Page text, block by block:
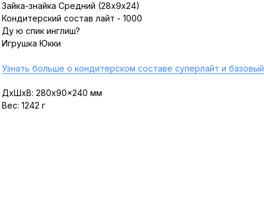
Зайка-знайка Средний (28х9х24)
Кондитерский состав лайт - 1000
Ду ю спик инглиш?
Игрушка Юкки
Узнать больше о кондитерском составе суперлайт и базовый
ДxШxВ: 280x90x240 мм
Вес: 1242 г